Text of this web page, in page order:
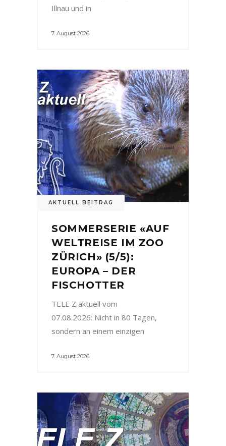
Illnau und in
7. August 2026
AKTUELL BEITRAG
SOMMERSERIE «AUF
WELTREISE IM ZOO
ZÜRICH» (5/5):
EUROPA – DER
FISCHOTTER
TELE Z aktuell vom
07.08.2026: Nicht in 80 Tagen,
sondern an einem einzigen
7. August 2026